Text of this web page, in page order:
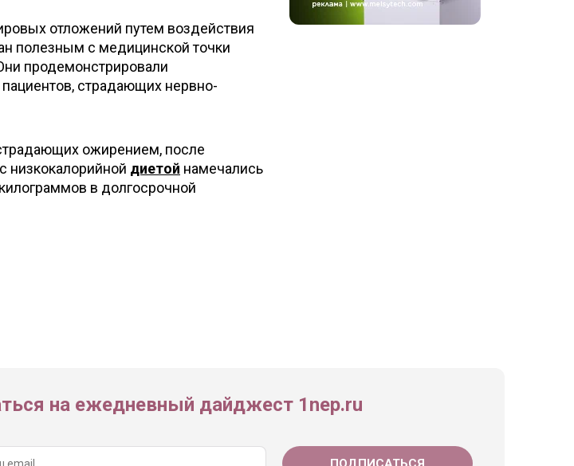
отложений путем воздействия
полезным с медицинской точки
продемонстрировали
страдающих нервно-
ожирением, после
низкокалорийной диетой намечались
в долгосрочной
на ежедневный дайджест 1nep.ru